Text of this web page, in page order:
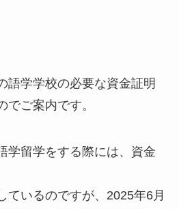
語学学校の必要な資金証明
でご案内です。
学留学をする際には、資金
ているのですが、2025年6月